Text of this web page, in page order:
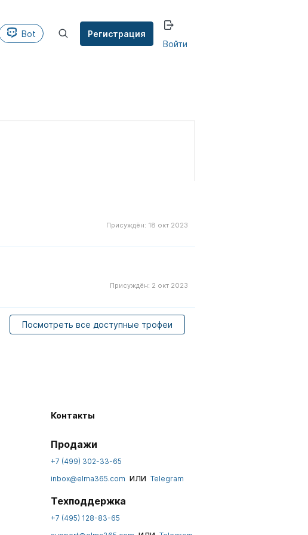
Bot
Регистрация
Войти
Присуждён: 18 окт 2023
Присуждён: 2 окт 2023
Посмотреть все доступные трофеи
Контакты
Продажи
+7 (499) 302-33-65
inbox@elma365.com или Telegram
Техподдержка
+7 (495) 128-83-65